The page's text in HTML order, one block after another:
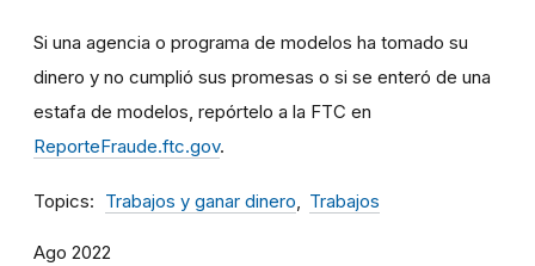
Si una agencia o programa de modelos ha tomado su
dinero y no cumplió sus promesas o si se enteró de una
estafa de modelos, repórtelo a la FTC en
ReporteFraude.ftc.gov.
Topics Trabajos y ganar dinero Trabajos
Ago 2022